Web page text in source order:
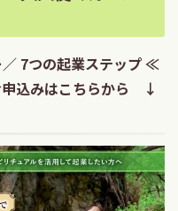
／ 7つの起業ステップ ≪
込みはこちらから ↓